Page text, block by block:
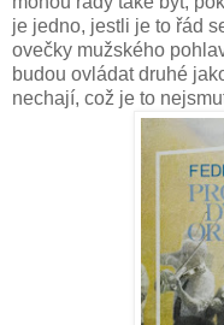
je jedno, jestli je to řád
ovečky mužského
budou ovládat druhé
nechají, což je to